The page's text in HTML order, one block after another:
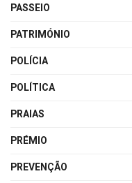
PASSEIO
PATRIMÓNIO
POLÍCIA
POLÍTICA
PRAIAS
PRÉMIO
PREVENÇÃO